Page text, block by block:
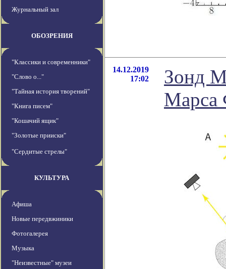
Журнальный зал
ОБОЗРЕНИЯ
"Классики и современники"
"Слово о..."
"Тайная история творений"
"Книга писем"
"Кошачий ящик"
"Золотые прииски"
"Сердитые стрелы"
КУЛЬТУРА
Афиша
Новые передвжиники
Фотогалерея
Музыка
"Неизвестные" музеи
14.12.2019
17:02
Зонд
Марса